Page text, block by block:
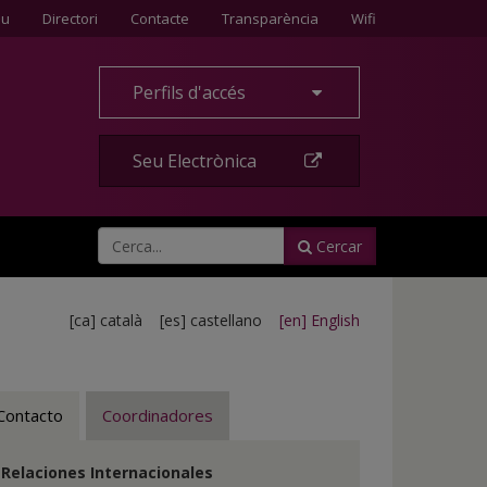
Directori Contacte
Contacte Transparència Wifi
Perfils d'accés
Seu Electrònica
Cercar
[ca] català [es] castellano [en] English
Coordinadores
Relaciones Internacionales